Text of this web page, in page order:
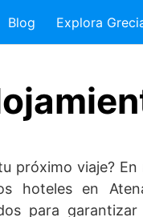
Blog Explora
próximo viaje?
hoteles en
para